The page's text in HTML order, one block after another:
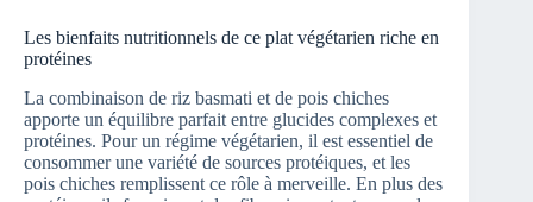
Les bienfaits nutritionnels de ce plat végétarien riche en
protéines
La combinaison de riz basmati et de pois chiches
apporte un équilibre parfait entre glucides complexes et
protéines. Pour un régime végétarien, il est essentiel de
consommer une variété de sources protéiques, et les
pois chiches remplissent ce rôle à merveille. En plus des